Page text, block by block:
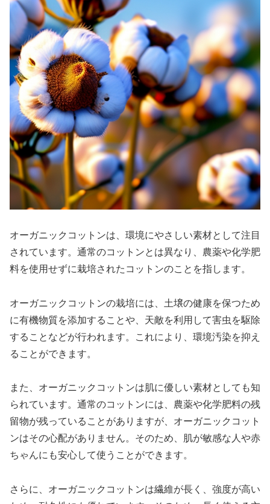
オーガニックコットンは、環境にやさしい素材として注目
されています。通常のコットンとは異なり、農薬や化学肥
料を使用せずに栽培されたコットンのことを指します。
オーガニックコットンの栽培には、土壌の健康を保つため
に有機物質を添加することや、天敵を利用して害虫を駆除
することなどが行われます。これにより、環境汚染を抑え
ることができます。
また、オーガニックコットンは肌に優しい素材としても知
られています。通常のコットンには、農薬や化学肥料の残
留物が残っていることがありますが、オーガニックコット
ンはその心配がありません。そのため、肌が敏感な人や赤
ちゃんにも安心して使うことができます。
さらに、オーガニックコットンは繊維が長く、強度が高い